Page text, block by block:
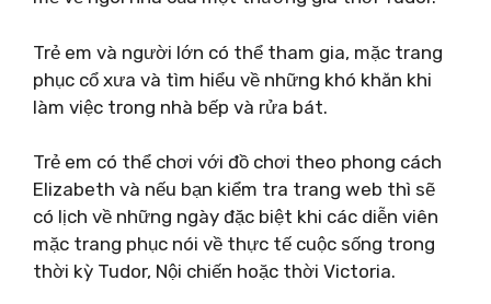
Trẻ em và người lớn có thể tham gia, mặc trang
phục cổ xưa và tìm hiểu về những khó khăn khi
làm việc trong nhà bếp và rửa bát.
Trẻ em có thể chơi với đồ chơi theo phong cách
Elizabeth và nếu bạn kiểm tra trang web thì sẽ
có lịch về những ngày đặc biệt khi các diễn viên
mặc trang phục nói về thực tế cuộc sống trong
thời kỳ Tudor, Nội chiến hoặc thời Victoria.